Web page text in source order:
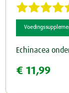
Echinacea
€ 11,99